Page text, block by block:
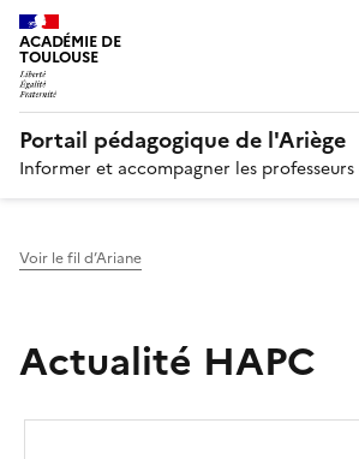
ACADÉMIE DE
TOULOUSE
Portail pédagogique de l'Ariège
Informer et accompagner les professeurs
Voir le fil d’Ariane
Actualité HAPC